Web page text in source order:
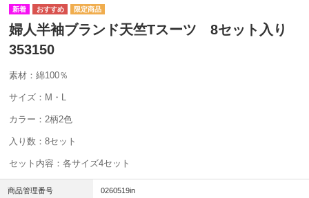
婦人半袖ブランド天竺Tスーツ 8セット入り
353150
素材：綿100％
サイズ：M・L
カラー：2柄2色
入り数：8セット
セット内容：各サイズ4セット
商品管理番号 0260519in